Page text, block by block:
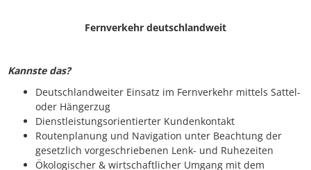
Fernverkehr deutschlandweit
Kannste das?
Deutschlandweiter Einsatz im Fernverkehr mittels Sattel-
oder Hängerzug
Dienstleistungsorientierter Kundenkontakt
Routenplanung und Navigation unter Beachtung der
gesetzlich vorgeschriebenen Lenk- und Ruhezeiten
Ökologischer & wirtschaftlicher Umgang mit dem